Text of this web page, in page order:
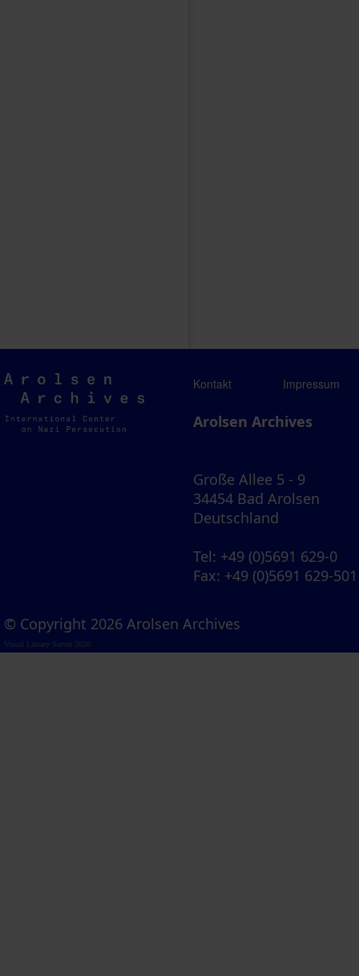
Arolsen
Archives
Kontakt Impressum
Arolsen Archives
Große Allee 5 - 9
34454 Bad Arolsen
Deutschland
Tel: +49 (0)5691 629-0
Fax: +49 (0)5691 629-501
© Copyright 2026 Arolsen Archives
Visual Library Server 2026